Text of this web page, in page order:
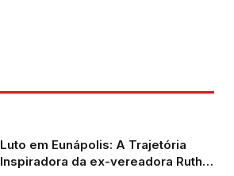
Luto em Eunápolis: A Trajetória
Inspiradora da ex-vereadora Ruth